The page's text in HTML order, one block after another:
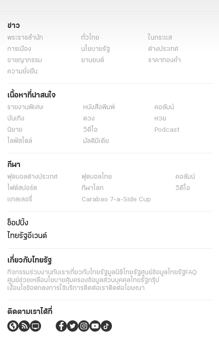
ข่าว
พระราชสำนัก ทั่วไทย
ในกระแส
การเมือง
นโยบายรัฐ
ต่างประเทศ
อาชญากรรม
ยานยนต์
ราคาทองคำ
ความยั่งยืน
เนื้อหาที่น่าสนใจ
รายงานพิเศษ หนังสือพิมพ์
คอลัมน์
บันเทิง
ดวง
หวย
นิยาย
วิดีโอ
Podcast
ไลฟ์สไตล์
มัลติมีเดีย
กีฬา
ฟุตบอลต่่างประเทศ ฟุตบอลไทย
คอลัมน์
ไฟต์สปอร์ต
กีฬาโลก
วิดีโอ
แกลเลอรี่
Carabao 7-a-Side Cup
ช็อปปิ้ง
ไทยรัฐอีเวนต์
เกี่ยวกับไทยรัฐ
กิจกรรมร่วมงานกับเราเกี่ยวกับไทยรัฐมูลนิธิไทยรัฐศูนย์ข้อมูลไทยรัฐFAQ
ศูนย์ช่วยเหลือนโยบายคุ้มครองข้อมูลส่วนบุคคลไทยรัฐกรุ๊ป
เงื่อนไขข้อตกลงการใช้บริการติดต่อเราติดต่อโฆษณา
ติดตามเราได้ที่